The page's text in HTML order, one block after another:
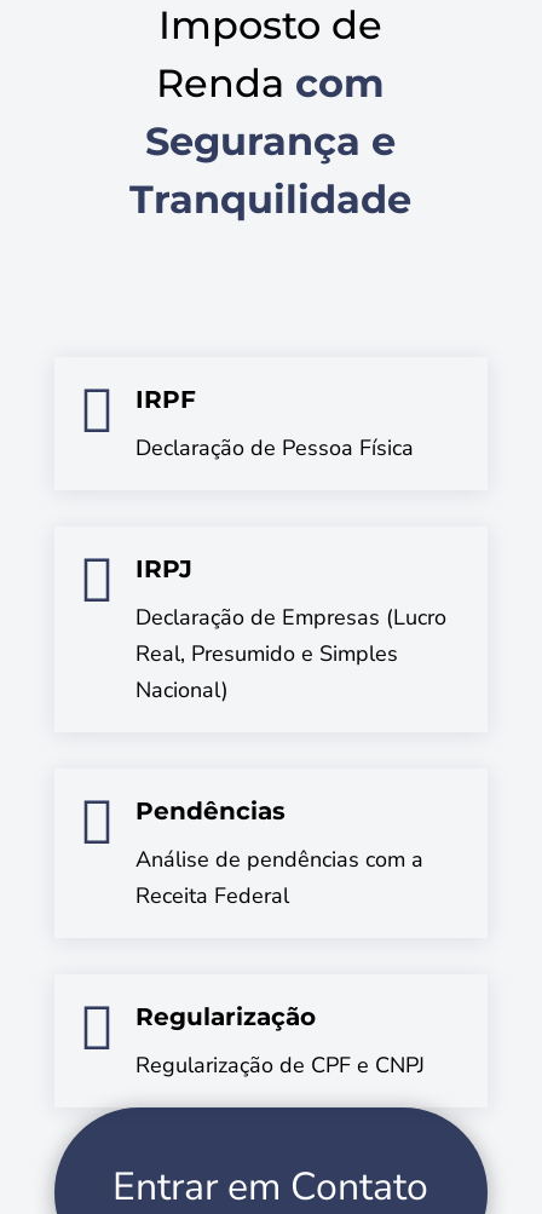
Imposto de
Renda com
Segurança e
Tranquilidade

IRPF
Declaração de Pessoa Física

IRPJ
Declaração de Empresas (Lucro
Real, Presumido e Simples
Nacional)

Pendências
Análise de pendências com a
Receita Federal

Regularização
Regularização de CPF e CNPJ
Entrar em Contato